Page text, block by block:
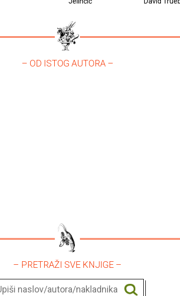
– OD ISTOG AUTORA –
– PRETRAŽI SVE KNJIGE –